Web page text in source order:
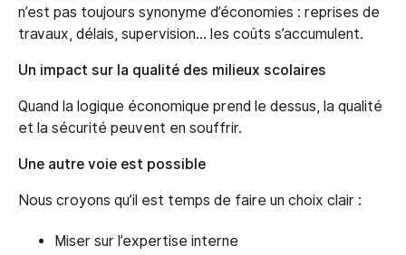
n’est pas toujours synonyme d’économies : reprises de
travaux, délais, supervision… les coûts s’accumulent.
Un impact sur la qualité des milieux scolaires
Quand la logique économique prend le dessus, la qualité
et la sécurité peuvent en souffrir.
Une autre voie est possible
Nous croyons qu’il est temps de faire un choix clair :
Miser sur l’expertise interne